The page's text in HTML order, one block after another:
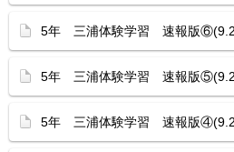
5年 三浦体験学習 速報版
5年 三浦体験学習 速報版
5年 三浦体験学習 速報版